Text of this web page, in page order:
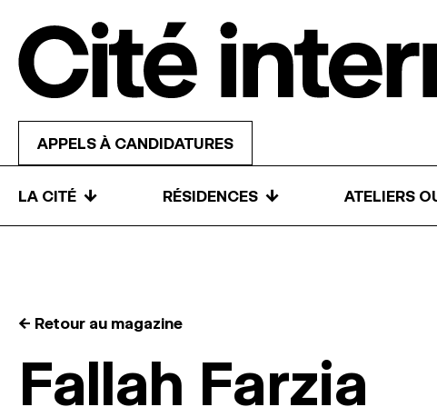
APPELS À CANDIDATURES
LA CITÉ ↓ RÉSIDENCES ↓ ATELIERS
← Retour au magazine
Fallah Farzia